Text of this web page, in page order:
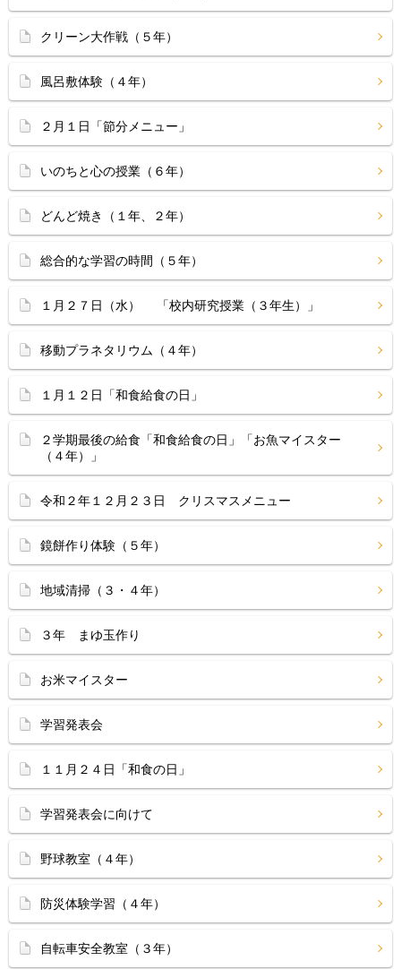
クリーン大作戦（５年）
風呂敷体験（４年）
２月１日「節分メニュー」
いのちと心の授業（６年）
どんど焼き（１年、２年）
総合的な学習の時間（５年）
１月２７日（水） 「校内研究授業（３年生）」
移動プラネタリウム（４年）
１月１２日「和食給食の日」
２学期最後の給食「和食給食の日」「お魚マイスター
（４年）」
令和２年１２月２３日 クリスマスメニュー
鏡餅作り体験（５年）
地域清掃（３・４年）
３年 まゆ玉作り
お米マイスター
学習発表会
１１月２４日「和食の日」
学習発表会に向けて
野球教室（４年）
防災体験学習（４年）
自転車安全教室（３年）